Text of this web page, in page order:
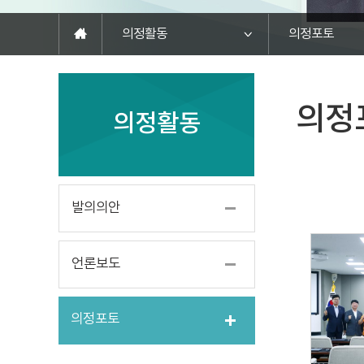
의정활동 의정포토
의정활동
발의의안
언론보도
의정포토
의정